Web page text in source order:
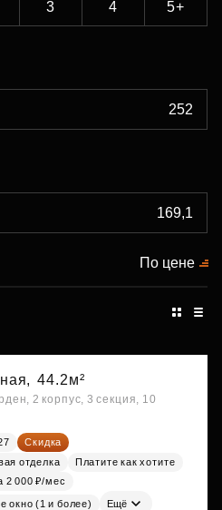
3 4 5+
По цене
44.2м²
2 корпус, 3 секция, 10
Скидка
отделка
Платите как хотите
2 000 ₽/мес
окно (1 и более) Ещё